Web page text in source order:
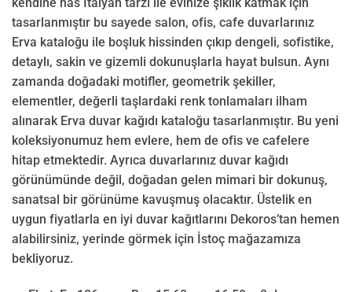
tasarlanmıştır bu sayede salon, ofis, cafe duvarlarınız
Erva kataloğu ile boşluk hissinden çıkıp dengeli, sofistike,
detaylı, sakin ve gizemli dokunuşlarla hayat bulsun. Aynı
zamanda doğadaki motifler, geometrik şekiller,
elementler, değerli taşlardaki renk tonlamaları ilham
alınarak Erva duvar kağıdı kataloğu tasarlanmıştır. Bu yeni
koleksiyonumuz hem evlere, hem de ofis ve cafelere
hitap etmektedir. Ayrıca duvarlarınız duvar kağıdı
görünümünde değil, doğadan gelen mimari bir dokunuş,
sanatsal bir görünüme kavuşmuş olacaktır. Üstelik en
uygun fiyatlarla en iyi duvar kağıtlarını Dekoros’tan hemen
alabilirsiniz, yerinde görmek için İstoç mağazamıza
bekliyoruz.